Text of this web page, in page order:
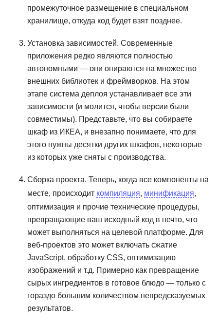
промежуточное размещение в специальном
хранилище, откуда код будет взят позднее.
Установка зависимостей. Современные
приложения редко являются полностью
автономными — они опираются на множество
внешних библиотек и фреймворков. На этом
этапе система деплоя устанавливает все эти
зависимости (и молится, чтобы версии были
совместимы). Представьте, что вы собираете
шкаф из ИКЕА, и внезапно понимаете, что для
этого нужны десятки других шкафов, некоторые
из которых уже сняты с производства.
Сборка проекта. Теперь, когда все компоненты на
месте, происходит компиляция, минификация,
оптимизация и прочие технические процедуры,
превращающие ваш исходный код в нечто, что
может выполняться на целевой платформе. Для
веб-проектов это может включать сжатие
JavaScript, обработку CSS, оптимизацию
изображений и т.д. Примерно как превращение
сырых ингредиентов в готовое блюдо — только с
гораздо большим количеством непредсказуемых
результатов.